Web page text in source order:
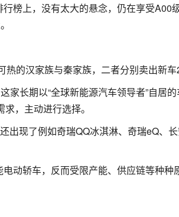
榜上，没有太大的悬念，仍在享受A00
的汉家族与秦家族，二者分别卖出新车
长期以“全球新能源汽车领导者”自居
，主动进行选择。
现了例如奇瑞QQ冰淇淋、奇瑞eQ、长
动轿车，反而受限产能、供应链等种种